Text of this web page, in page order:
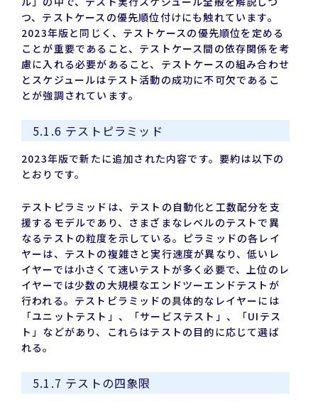
つ、テストケースの優先順位付けにも触れています。
2023年版と同じく、テストケースの優先順位を定める
ことが重要であること、テストケース間の依存関係を考
慮に入れる必要があること、テストケースの組み合わせ
とスケジュールはテスト活動の成功に不可欠であるこ
とが強調されています。
5.1.6 テストピラミッド
2023年版で新たに追加された内容です。要約は以下の
とおりです。
テストピラミッドは、テストの自動化と工数配分を支
援するモデルであり、さまざまなレベルのテストで異
なるテストの粒度を示している。ピラミッドの各レイ
ヤーは、テストの複雑さと実行速度が異なり、低いレ
イヤーでは小さくて速いテストが多く必要で、上位のレ
イヤーでは少数の大規模なエンドツーエンドテストが
行われる。テストピラミッドの具体的なレイヤーには
「ユニットテスト」、「サービステスト」、「UIテス
ト」などがあり、これらはテストの目的に応じて選ば
れる。
5.1.7 テストの四象限